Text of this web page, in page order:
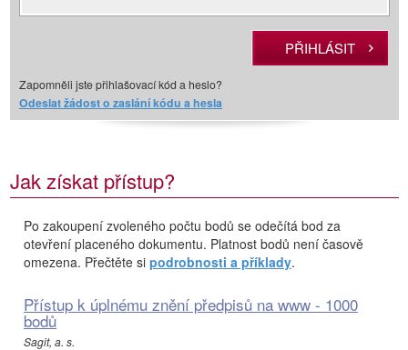
Zapomněli jste přihlašovací kód a heslo?
Odeslat žádost o zaslání kódu a hesla
Jak získat přístup?
Po zakoupení zvoleného počtu bodů se odečítá bod za
otevření placeného dokumentu. Platnost bodů není časově
omezena. Přečtěte si podrobnosti a příklady.
Přístup k úplnému znění předpisů na www - 1000
bodů
Sagit, a. s.